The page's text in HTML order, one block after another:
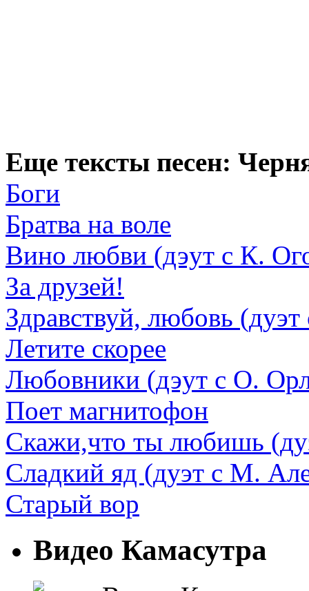
Еще тексты песен:
Боги
Братва на воле
Вино любви (дэут с К.
За друзей!
Здравствуй, любовь
Летите скорее
Любовники (дэут с О.
Поет магнитофон
Скажи,что ты любишь
Сладкий яд (дуэт с М.
Старый вор
Видео Камасутра